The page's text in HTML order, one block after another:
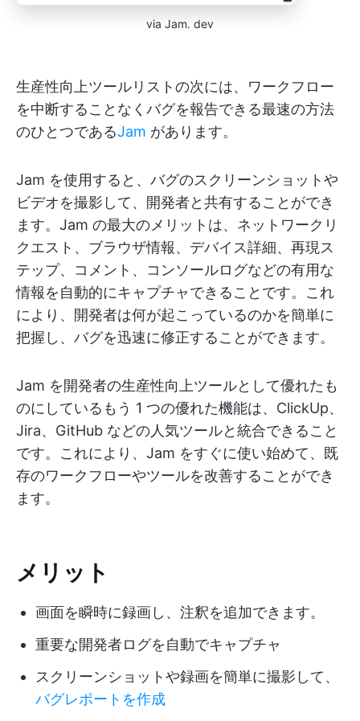
via Jam. dev
生産性向上ツールリストの次には、ワークフロー
を中断することなくバグを報告できる最速の方法
のひとつであるJam があります。
Jam を使用すると、バグのスクリーンショットや
ビデオを撮影して、開発者と共有することができ
ます。Jam の最大のメリットは、ネットワークリ
クエスト、ブラウザ情報、デバイス詳細、再現ス
テップ、コメント、コンソールログなどの有用な
情報を自動的にキャプチャできることです。これ
により、開発者は何が起こっているのかを簡単に
把握し、バグを迅速に修正することができます。
Jam を開発者の生産性向上ツールとして優れたも
のにしているもう 1 つの優れた機能は、ClickUp、
Jira、GitHub などの人気ツールと統合できること
です。これにより、Jam をすぐに使い始めて、既
存のワークフローやツールを改善することができ
ます。
メリット
画面を瞬時に録画し、注釈を追加できます。
重要な開発者ログを自動でキャプチャ
スクリーンショットや録画を簡単に撮影して、
バグレポートを作成